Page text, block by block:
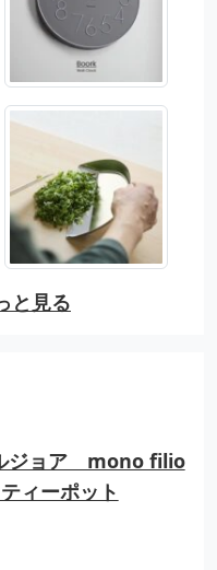
と見る
ジョア mono filio
ィーポット